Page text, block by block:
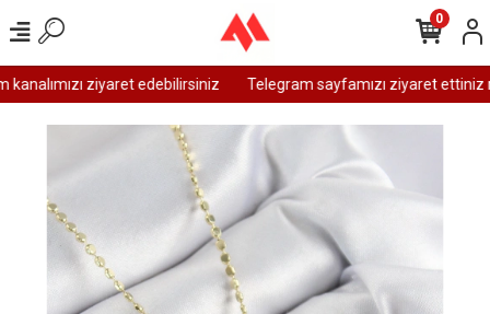
ziyaret edebilirsiniz Telegram sayfamızı ziyaret ettiniz
0